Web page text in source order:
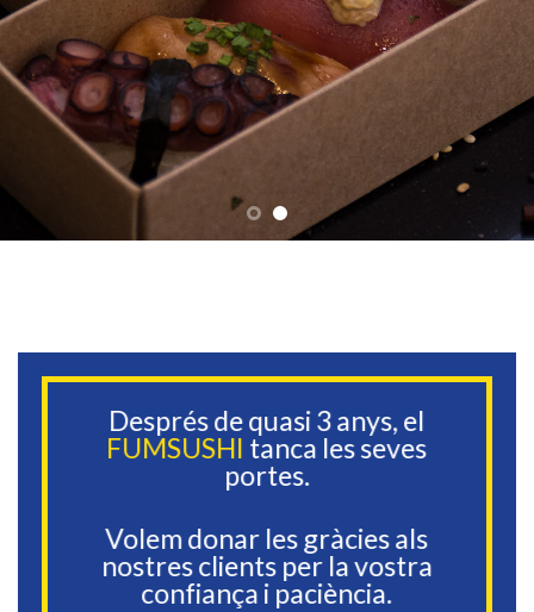
Després de quasi 3 anys, el
FUMSUSHI tanca les seves
portes.
Volem donar les gràcies als
nostres clients per la vostra
confiança i paciència.